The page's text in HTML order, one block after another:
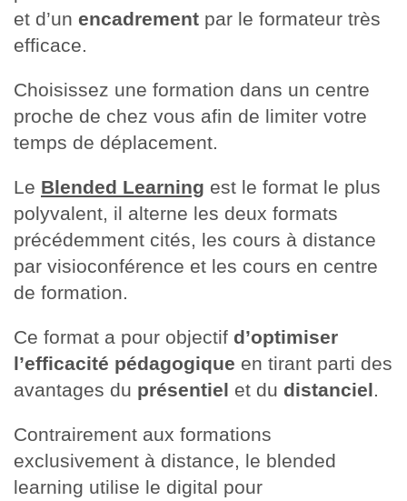
et d’un encadrementpar le formateur très
efficace.
Choisissez une formation dans un centre
proche de chez vous afin de limiter votre
temps de déplacement.
Le Blended Learning est le format le plus
polyvalent, il alterne les deux formats
précédemment cités, les cours à distance
par visioconférence et les cours en centre
de formation.
Ce format a pour objectif d’optimiser
l’efficacité pédagogique en tirant parti des
avantages du présentiel et du distanciel.
Contrairement aux formations
exclusivement à distance, le blended
learning utilise le digital pour